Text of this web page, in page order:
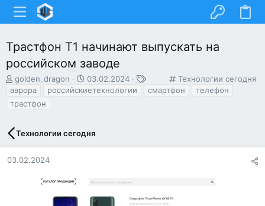
Трастфон Т1 начинают выпускать на
российском заводе
К
а
Технологии сегодня
А
в
о
т
е
ы
golden_dragon
Д
а
а
03.02.2024
Т
е
аврора российскиетехнологии смартфон
телефон
трастфон
Технологии сегодня
03.02.2024